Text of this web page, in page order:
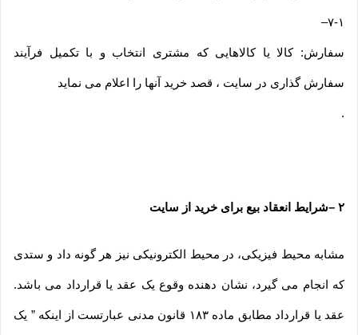
۷-۱–
سفارش: کالا یا کالاهایی که مشتری انتخاب و با تکمیل فرآیند
سفارش گذاری در سایت ، قصد خرید آنها را اعلام می نماید
.
۲ –شرایط انعقاد بیع برای خرید از سایت
مشابه محیط فیزیکی، در محیط الکترونیکی نیز هر گونه داد و ستدی
که انجام می گیرد، نشان دهنده وقوع یک عقد یا قرارداد می باشد.
عقد یا قرارداد مطابق ماده ۱۸۳ قانون مدنی عبارتست از اینکه ” یک